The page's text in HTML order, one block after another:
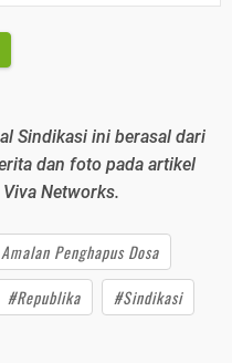
Sindikasi ini berasal dari
dan foto pada artikel
Networks.
Penghapus Dosa
#Republika #Sindikasi